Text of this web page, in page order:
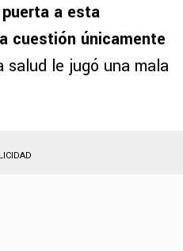
a esta
cuestión únicamente
salud le jugó una mala